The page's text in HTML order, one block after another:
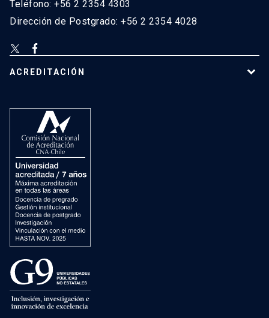
Teléfono: +56 2 2354 4303
Dirección de Postgrado: +56 2 2354 4028
ACREDITACIÓN